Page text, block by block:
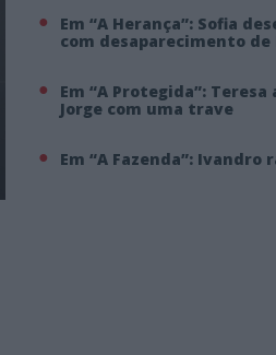
Em “A Herança”: Sofia
com desaparecimento
Em “A Protegida”: Teresa
Jorge com uma trave
Em “A Fazenda”: Ivandro